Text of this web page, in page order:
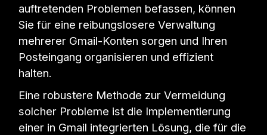
auftretenden Problemen befassen, können
Sie für eine reibungslosere Verwaltung
mehrerer Gmail-Konten sorgen und Ihren
Posteingang organisieren und effizient
halten.
Eine robustere Methode zur Vermeidung
solcher Probleme ist die Implementierung
einer in Gmail integrierten Lösung, die für die